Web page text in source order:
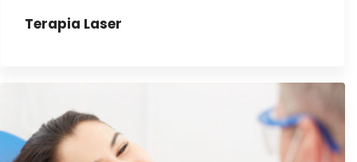
Terapia Laser